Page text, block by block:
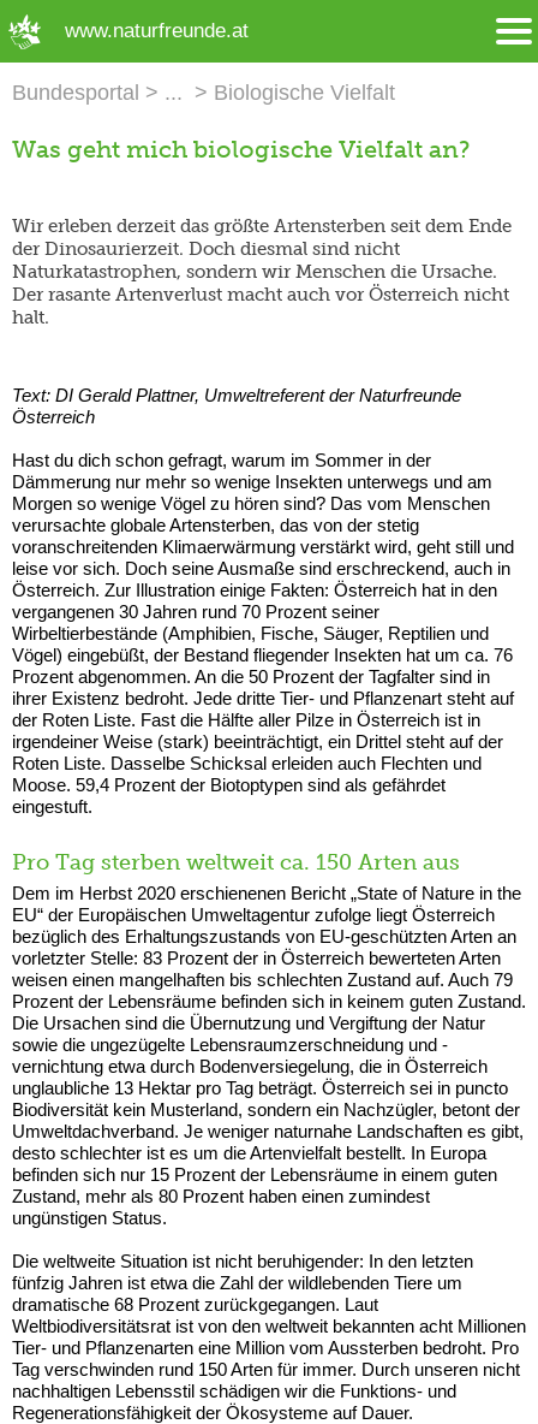
www.naturfreunde.at
Bundesportal Biologische Vielfalt
Was geht mich biologische Vielfalt an?
Wir erleben derzeit das größte Artensterben seit dem Ende
der Dinosaurierzeit. Doch diesmal sind nicht
Naturkatastrophen, sondern wir Menschen die Ursache.
Der rasante Artenverlust macht auch vor Österreich nicht
halt.
Text: DI Gerald Plattner, Umweltreferent der Naturfreunde
Österreich
Hast du dich schon gefragt, warum im Sommer in der
Dämmerung nur mehr so wenige Insekten unterwegs und am
Morgen so wenige Vögel zu hören sind? Das vom Menschen
verursachte globale Artensterben, das von der stetig
voranschreitenden Klimaerwärmung verstärkt wird, geht still und
leise vor sich. Doch seine Ausmaße sind erschreckend, auch in
Österreich. Zur Illustration einige Fakten: Österreich hat in den
vergangenen 30 Jahren rund 70 Prozent seiner
Wirbeltierbestände (Amphibien, Fische, Säuger, Reptilien und
Vögel) eingebüßt, der Bestand fliegender Insekten hat um ca. 76
Prozent abgenommen. An die 50 Prozent der Tagfalter sind in
ihrer Existenz bedroht. Jede dritte Tier- und Pflanzenart steht auf
der Roten Liste. Fast die Hälfte aller Pilze in Österreich ist in
irgendeiner Weise (stark) beeinträchtigt, ein Drittel steht auf der
Roten Liste. Dasselbe Schicksal erleiden auch Flechten und
Moose. 59,4 Prozent der Biotoptypen sind als gefährdet
eingestuft.
Pro Tag sterben weltweit ca. 150 Arten aus
Dem im Herbst 2020 erschienenen Bericht „State of Nature in the
EU“ der Europäischen Umweltagentur zufolge liegt Österreich
bezüglich des Erhaltungszustands von EU-geschützten Arten an
vorletzter Stelle: 83 Prozent der in Österreich bewerteten Arten
weisen einen mangelhaften bis schlechten Zustand auf. Auch 79
Prozent der Lebensräume befinden sich in keinem guten Zustand.
Die Ursachen sind die Übernutzung und Vergiftung der Natur
sowie die ungezügelte Lebensraumzerschneidung und -
vernichtung etwa durch Bodenversiegelung, die in Österreich
unglaubliche 13 Hektar pro Tag beträgt. Österreich sei in puncto
Biodiversität kein Musterland, sondern ein Nachzügler, betont der
Umweltdachverband. Je weniger naturnahe Landschaften es gibt,
desto schlechter ist es um die Artenvielfalt bestellt. In Europa
befinden sich nur 15 Prozent der Lebensräume in einem guten
Zustand, mehr als 80 Prozent haben einen zumindest
ungünstigen Status.
Die weltweite Situation ist nicht beruhigender: In den letzten
fünfzig Jahren ist etwa die Zahl der wildlebenden Tiere um
dramatische 68 Prozent zurückgegangen. Laut
Weltbiodiversitätsrat ist von den weltweit bekannten acht Millionen
Tier- und Pflanzenarten eine Million vom Aussterben bedroht. Pro
Tag verschwinden rund 150 Arten für immer. Durch unseren nicht
nachhaltigen Lebensstil schädigen wir die Funktions- und
Regenerationsfähigkeit der Ökosysteme auf Dauer.